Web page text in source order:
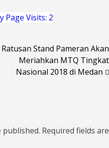
Page Visits: 2
Ratusan Stand Pameran Akan
Meriahkan MTQ Tingkat
Nasional 2018 di Medan
Required fields are